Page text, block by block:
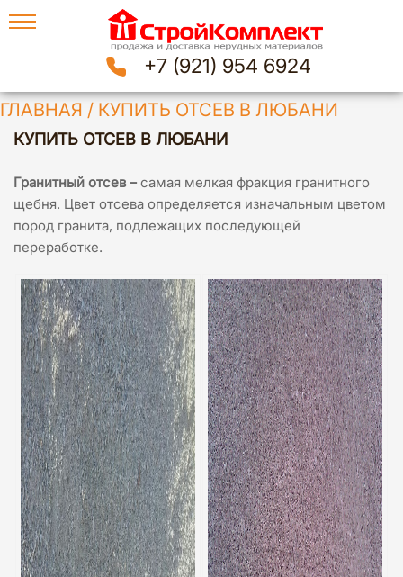
+7 (921) 954 6924
ГЛАВНАЯ / КУПИТЬ ОТСЕВ В ЛЮБАНИ
КУПИТЬ ОТСЕВ В ЛЮБАНИ
Гранитный отсев – самая мелкая фракция гранитного
щебня. Цвет отсева определяется изначальным цветом
пород гранита, подлежащих последующей
переработке.